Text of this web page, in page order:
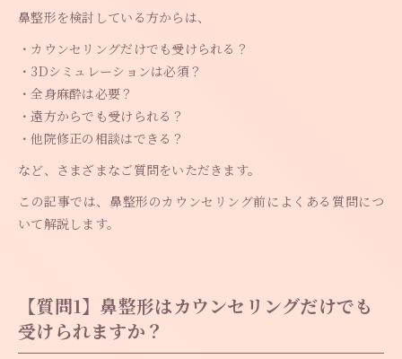
鼻整形を検討している方からは、
・カウンセリングだけでも受けられる？
・3Dシミュレーションは必須？
・全身麻酔は必要？
・遠方からでも受けられる？
・他院修正の相談はできる？
など、さまざまなご質問をいただきます。
この記事では、鼻整形のカウンセリング前によくある質問につ
いて解説します。
【質問1】鼻整形はカウンセリングだけでも
受けられますか？